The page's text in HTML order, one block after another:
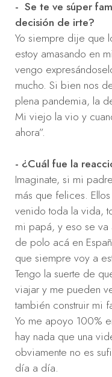
- Se te ve súper
decisión de irte?
Yo siempre dije que
estoy amasando en
vengo
mucho. Si bien nos
plena pandemia, la
Mi viejo la vio y
ahora”.
- ¿Cuál fue la
Imaginate, si mi
más que felices.
venido toda la vida,
mi papá, y eso se va
de polo acá en
que siempre voy a
Tengo la suerte de
viajar y me pueden
también construir mi
Yo me apoyo 100%
hay nada que una
obviamente no es
día a día.